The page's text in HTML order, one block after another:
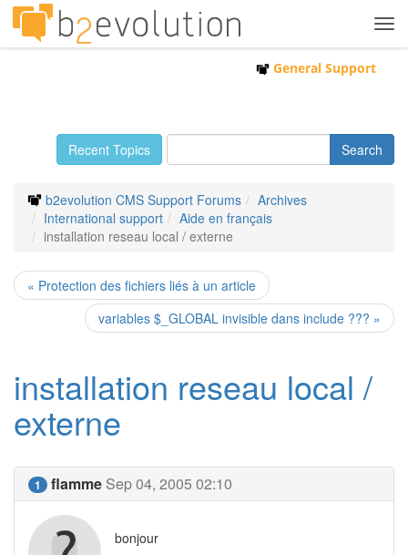
General Support
Recent Topics
b2evolution CMS Support Forums
Archives
International support
Aide en français
installation reseau local / externe
« Protection des fichiers liés à un article
variables $_GLOBAL invisible dans include ??? »
installation reseau local /
externe
1 flamme Sep 04, 2005 02:10
bonjour